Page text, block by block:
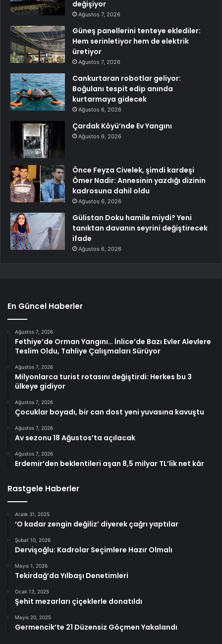
değişiyor
Ağustos 7, 2026
Güneş panellerini tenteye eklediler:
Hem serinletiyor hem de elektrik
üretiyor
Ağustos 7, 2026
Cankurtaran robotlar geliyor:
Boğulanı tespit edip anında
kurtarmaya gidecek
Ağustos 6, 2026
Çardak Köyü’nde Ev Yangını
Ağustos 6, 2026
Önce Feyza Civelek, şimdi kardeşi
Ömer Nadir: Annesinin yazdığı dizinin
kadrosuna dahil oldu
Ağustos 6, 2026
Gülistan Doku hamile miydi? Yeni
tanıktan davanın seyrini değiştirecek
ifade
Ağustos 6, 2026
En Güncel Haberler
Ağustos 7, 2026
Fethiye’de Orman Yangını… İnlice’de Bazı Evler Alevlere
Teslim Oldu, Tahliye Çalışmaları Sürüyor
Ağustos 7, 2026
Milyonlarca turist rotasını değiştirdi: Herkes bu 3
ülkeye gidiyor
Ağustos 7, 2026
Çocuklar boyadı, bir can dost yeni yuvasına kavuştu
Ağustos 7, 2026
Av sezonu 18 Ağustos’ta açılacak
Ağustos 7, 2026
Erdemir’den beklentileri aşan 8,5 milyar TL’lik net kâr
Rastgele Haberler
Aralık 31, 2025
‘O kadar zengin değiliz’ diyerek çağrı yaptılar
Şubat 10, 2026
Dervişoğlu: Kadrolar Seçimlere Hazır Olmalı
Mayıs 1, 2026
Tekirdağ’da Yılbaşı Denetimleri
Ocak 13, 2025
Şehit mezarları çiçeklerle donatıldı
Mayıs 20, 2025
Germencik’te 21 Düzensiz Göçmen Yakalandı